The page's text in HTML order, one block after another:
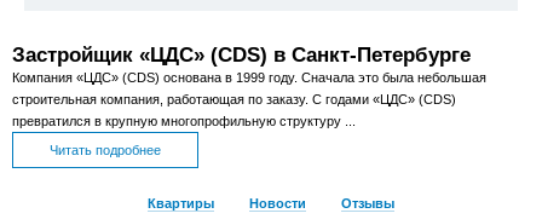
Застройщик «ЦДС» (CDS) в Санкт-Петербурге
Компания «ЦДС» (CDS) основана в 1999 году. Сначала это была небольшая
строительная компания, работающая по заказу. С годами «ЦДС» (CDS)
превратился в крупную многопрофильную структуру ...
Читать подробнее
Квартиры Новости Отзывы